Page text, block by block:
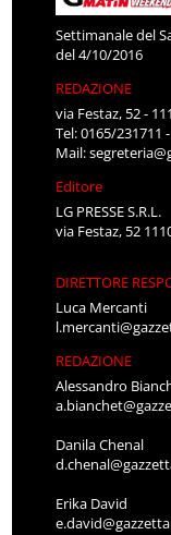
Settimanale del
del 4/10/2016
REDAZIONE
via Festaz, 52 -
Tel: 0165/231711
Mail:
Editore
LG PRESSE S.R.L.
via Festaz, 52
DIRETTORE
Luca Mercanti
REDAZIONE
Alessandro
Danila Chenal
Erika David